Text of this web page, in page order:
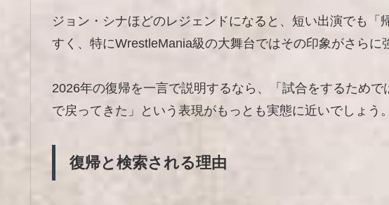
ジョン・シナほどのレジェンドになると、短い出演でも「
すく、特にWrestleMania級の大舞台ではその印象がさらに
2026年の復帰を一言で説明するなら、「試合をするため
で戻ってきた」という表現がもっとも実態に近いでしょう。
復帰と検索される理由